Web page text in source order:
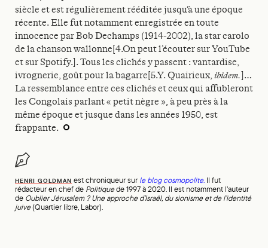
HENRI GOLDMAN est chroniqueur sur le blog cosmopolite. Il fut
rédacteur en chef de Politiquede 1997 à 2020. Il est notamment l’auteur
de Oublier Jérusalem ? Une approche d’Israël, du sionisme et de l’identité
juive(Quartier libre, Labor).
siècle et est régulièrement rééditée jusqu’à une époque
récente. Elle fut notamment enregistrée en toute
innocence par Bob Dechamps (1914-2002), la star carolo
de la chanson wallonne[4.On peut l’écouter sur YouTube
et sur Spotify.]. Tous les clichés y passent : vantardise,
ivrognerie, goût pour la bagarre[5.Y. Quairieux, ibidem.]…
La ressemblance entre ces clichés et ceux qui affubleront
les Congolais parlant « petit nègre », à peu près à la
même époque et jusque dans les années 1950, est
frappante.